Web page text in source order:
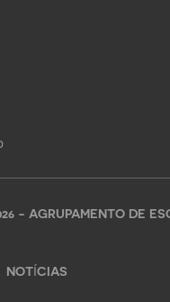
- AGRUPAMENTO DE
NOTÍCIAS